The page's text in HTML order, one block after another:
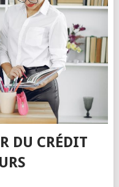
DU CRÉDIT